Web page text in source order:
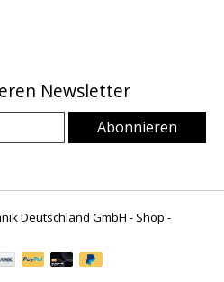
Newsletter
Abonnieren
Deutschland GmbH - Shop -